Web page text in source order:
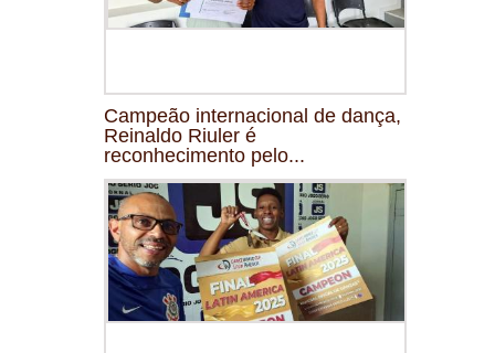
Campeão internacional de dança,
Reinaldo Riuler é
reconhecimento pelo...